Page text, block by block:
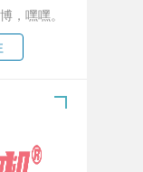
，嘿嘿。